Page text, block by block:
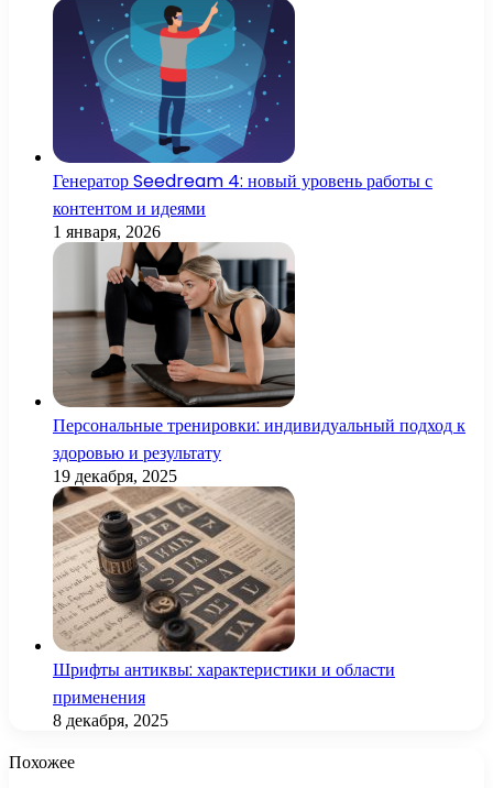
Генератор Seedream 4: новый уровень работы с
контентом и идеями
1 января, 2026
Персональные тренировки: индивидуальный подход к
здоровью и результату
19 декабря, 2025
Шрифты антиквы: характеристики и области
применения
8 декабря, 2025
Похожее